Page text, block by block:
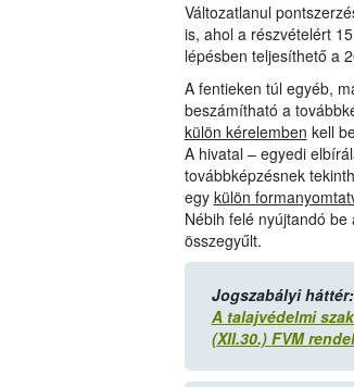
Változatlanul
is, ahol a részvételért
lépésben teljesíthető a
A fentieken túl egyéb,
beszámítható a
külön kérelemben kell
A hivatal – egyedi
továbbképzésnek
egy külön
Nébih felé nyújtandó
összegyűlt.
Jogszabályi háttér:
A talajvédelmi
(XII.30.) FVM